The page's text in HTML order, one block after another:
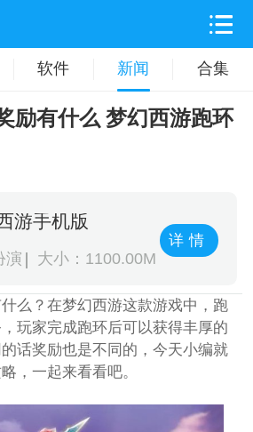
软件 新闻 合集
励有什么 梦幻西游跑环
游手机版
演 大小：1100.00M
详情
么？在梦幻西游这款游戏中，跑
玩家完成跑环后可以获得丰厚的
话奖励也是不同的，今天小编就
，一起来看看吧。